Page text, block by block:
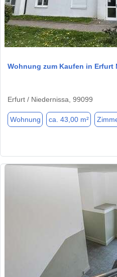
Wohnung zum Kaufen in Erfurt
Erfurt / Niedernissa, 99099
Wohnung ca. 43,00 m²